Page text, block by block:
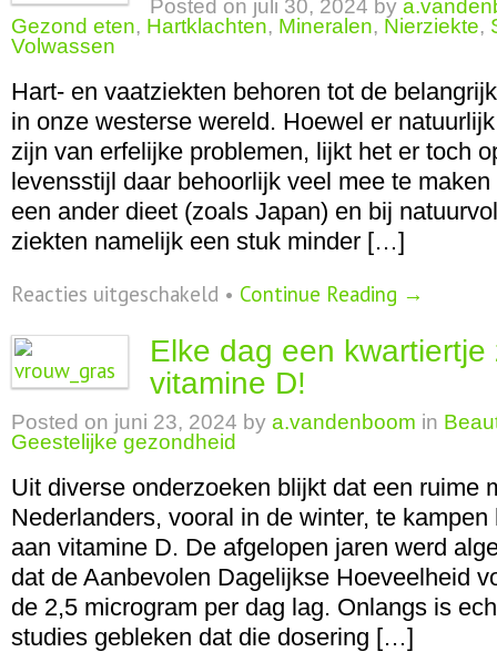
Posted on juli 30, 2024 by
Gezond eten, Hartklachten, Mineralen, Nierziekte,
Volwassen
Hart- en vaatziekten behoren tot de
in onze westerse wereld. Hoewel er
zijn van erfelijke problemen, lijkt het er toch
levensstijl daar behoorlijk veel mee te
een ander dieet (zoals Japan) en bij
ziekten namelijk een stuk minder […]
Reacties uitgeschakeld voor
stoffen
voor
ons
• Continue Reading →
Elke dag een kwartiertje
vitamine D!
Posted on juni 23, 2024 by a.vandenboom in
Geestelijke gezondheid
Uit diverse onderzoeken blijkt dat een ruime
Nederlanders, vooral in de winter, te
aan vitamine D. De afgelopen jaren werd
dat de Aanbevolen Dagelijkse Hoeveelheid
de 2,5 microgram per dag lag. Onlangs is
studies gebleken dat die dosering […]